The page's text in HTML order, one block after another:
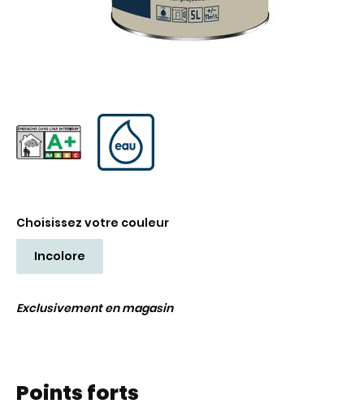
Choisissez votre couleur
Incolore
Exclusivement en magasin
Points forts